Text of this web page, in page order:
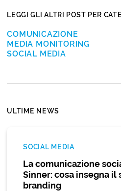
LEGGI GLI ALTRI POST PER
COMUNICAZIONE
MEDIA MONITORING
SOCIAL MEDIA
ULTIME NEWS
SOCIAL MEDIA
La comunicazione
Sinner: cosa insegna il
branding